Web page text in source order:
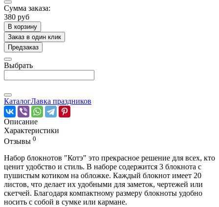
Сумма заказа:
380 руб
В корзину
Заказ в один клик
Предзаказ
Выбрать
КаталогЛавка праздников
Описание
Характеристики
Отзывы 0
Набор блокнотов "Котэ" это прекрасное решение для всех, кто
ценит удобство и стиль. В наборе содержится 3 блокнота с
пушистым котиком на обложке. Каждый блокнот имеет 20
листов, что делает их удобными для заметок, чертежей или
скетчей. Благодаря компактному размеру блокноты удобно
носить с собой в сумке или кармане.